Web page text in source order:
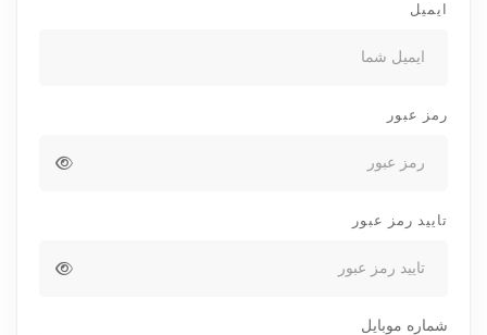
ایمیل
رمز عبور
تایید رمز عبور
شماره موبایل